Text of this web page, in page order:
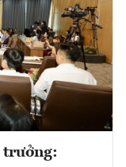
trưởng: